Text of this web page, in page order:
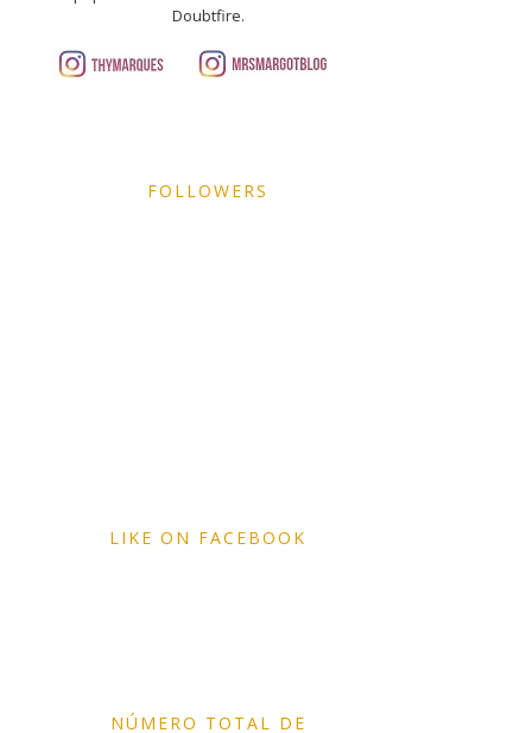
Doubtfire.
FOLLOWERS
LIKE ON FACEBOOK
NÚMERO TOTAL DE